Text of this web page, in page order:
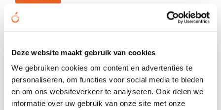
Deze website maakt gebruik van cookies
We gebruiken cookies om content en advertenties te
personaliseren, om functies voor social media te bieden
en om ons websiteverkeer te analyseren. Ook delen we
informatie over uw gebruik van onze site met onze